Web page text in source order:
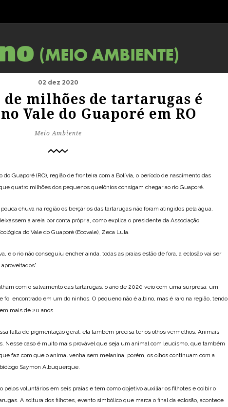
02 dez 2020
de milhões de tartarugas é
Vale do Guaporé em RO
Meio Ambiente
do Guaporé (RO), região de fronteira com a Bolívia, o período de nascimento das
quatro milhões dos pequenos quelônios consigam chegar ao rio Guaporé.
chuva na região os berçários das tartarugas não foram atingidos pela água,
a areia por conta própria, como explica o presidente da Associação
do Vale do Guaporé (Ecovale), Zeca Lula.
e o rio não conseguiu encher ainda, todas as praias estão de fora, a eclosão vai ser
com o salvamento das tartarugas, o ano de 2020 veio com uma surpresa: um
foi encontrado em um do ninhos. O pequeno não é albino, mas é raro na região, tendo
mais de 20 anos.
falta de pigmentação geral, ela também precisa ter os olhos vermelhos. Animais
Nesse caso é muito mais provável que seja um animal com leucismo, que também
faz com que o animal venha sem melanina, porém, os olhos continuam com a
Saymon Albuquerque.
pelos voluntários em seis praias e tem como objetivo auxiliar os filhotes e coibir o
A soltura dos filhotes, evento simbólico que marca o final da eclosão, acontece